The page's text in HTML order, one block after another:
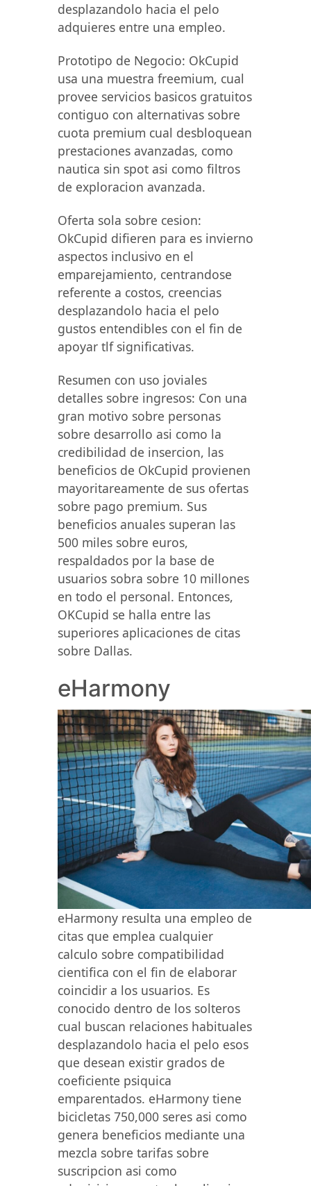
desplazandolo hacia el pelo
adquieres entre una empleo.
Prototipo de Negocio: OkCupid
usa una muestra freemium, cual
provee servicios basicos gratuitos
contiguo con alternativas sobre
cuota premium cual desbloquean
prestaciones avanzadas, como
nautica sin spot asi como filtros
de exploracion avanzada.
Oferta sola sobre cesion:
OkCupid difieren para es invierno
aspectos inclusivo en el
emparejamiento, centrandose
referente a costos, creencias
desplazandolo hacia el pelo
gustos entendibles con el fin de
apoyar tlf significativas.
Resumen con uso joviales
detalles sobre ingresos: Con una
gran motivo sobre personas
sobre desarrollo asi como la
credibilidad de insercion, las
beneficios de OkCupid provienen
mayoritareamente de sus ofertas
sobre pago premium. Sus
beneficios anuales superan las
500 miles sobre euros,
respaldados por la base de
usuarios sobra sobre 10 millones
en todo el personal. Entonces,
OKCupid se halla entre las
superiores aplicaciones de citas
sobre Dallas.
eHarmony
eHarmony resulta una empleo de
citas que emplea cualquier
calculo sobre compatibilidad
cientifica con el fin de elaborar
coincidir a los usuarios. Es
conocido dentro de los solteros
cual buscan relaciones habituales
desplazandolo hacia el pelo esos
que desean existir grados de
coeficiente psiquica
emparentados. eHarmony tiene
bicicletas 750,000 seres asi como
genera beneficios mediante una
mezcla sobre tarifas sobre
suscripcion asi como